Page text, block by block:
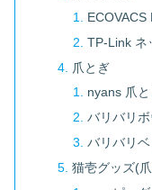
ECOVACS
TP-Link ネ
爪とぎ
nyans 爪
バリバリ
バリバリベ
猫壱グッズ(